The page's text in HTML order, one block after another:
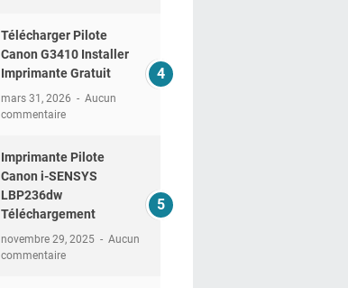
Télécharger Pilote
Canon G3410 Installer
Imprimante Gratuit
mars 31, 2026
Aucun
commentaire
Imprimante Pilote
Canon i-SENSYS
LBP236dw
Téléchargement
novembre 29, 2025
Aucun
commentaire